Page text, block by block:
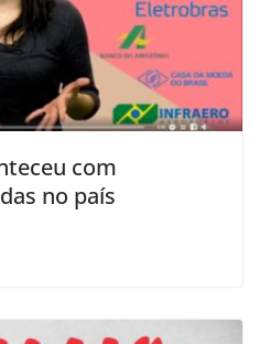
com
no país